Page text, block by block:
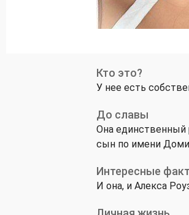
Кто это?
У нее есть
До славы
Она единственный
сын по имени
Интересные
И она, и Алекса